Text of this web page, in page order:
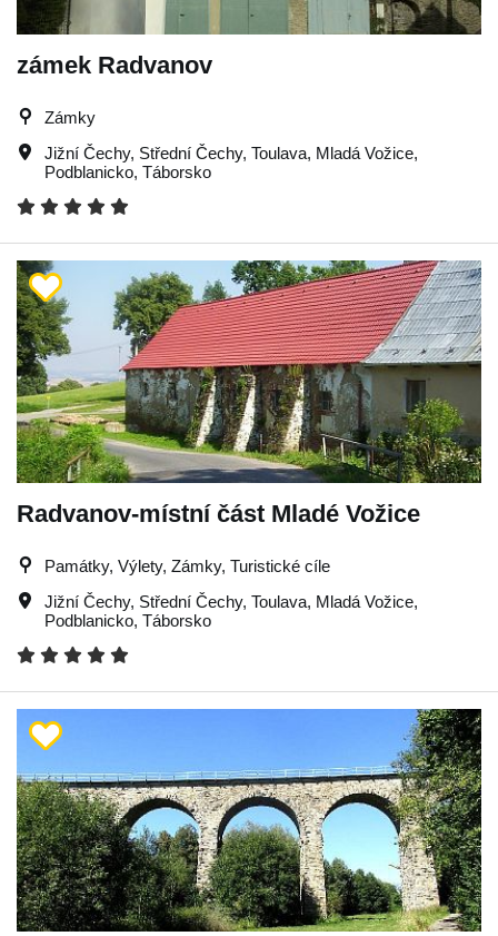
zámek Radvanov
Zámky
Jižní Čechy, Střední Čechy, Toulava, Mladá Vožice,
Podblanicko, Táborsko
Radvanov-místní část Mladé Vožice
Památky, Výlety, Zámky, Turistické cíle
Jižní Čechy, Střední Čechy, Toulava, Mladá Vožice,
Podblanicko, Táborsko